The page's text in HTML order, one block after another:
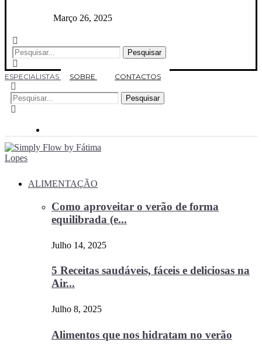
Março 26, 2025
Pesquisar
ESPECIALISTAS SOBRE CONTACTOS
Pesquisar
ALIMENTAÇÃO
Como aproveitar o verão de forma
equilibrada (e...
Julho 14, 2025
5 Receitas saudáveis, fáceis e deliciosas na
Air...
Julho 8, 2025
Alimentos que nos hidratam no verão